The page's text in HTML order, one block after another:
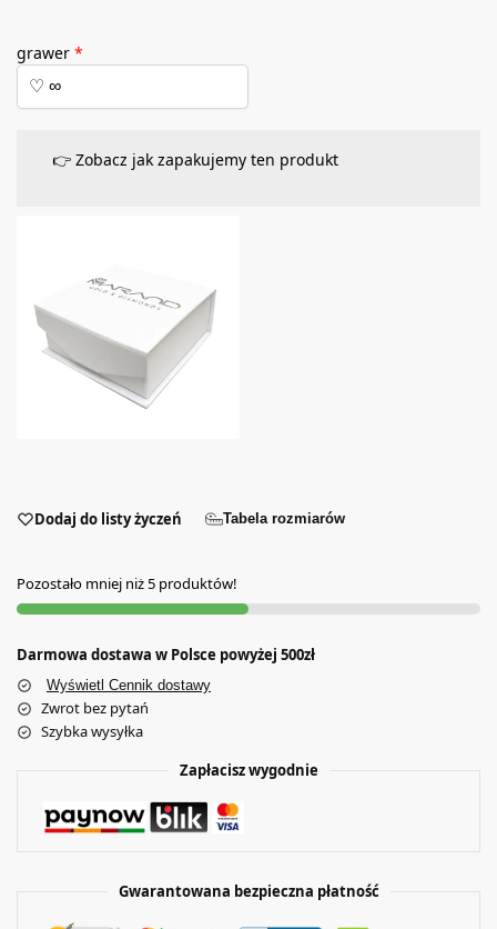
grawer *
👉 Zobacz jak zapakujemy ten produkt
Dodaj do listy życzeń Tabela rozmiarów
Pozostało mniej niż 5 produktów!
Darmowa dostawa w Polsce powyżej 500zł
Wyświetl Cennik dostawy
Zwrot bez pytań
Szybka wysyłka
Zapłacisz wygodnie
Gwarantowana bezpieczna płatność